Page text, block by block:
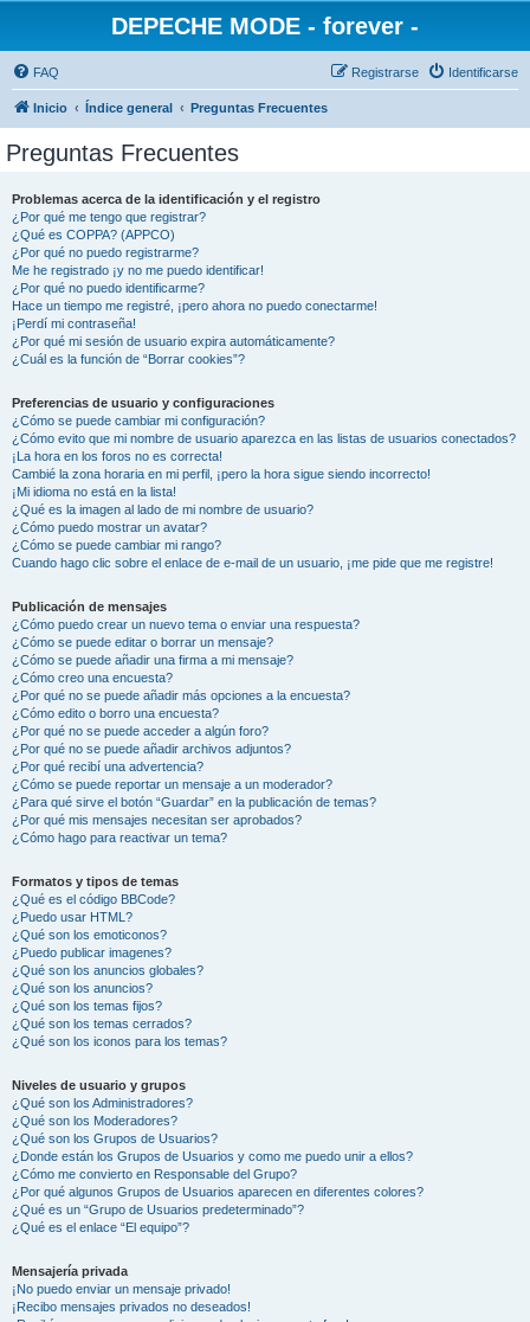
DEPECHE MODE - forever -
FAQ Identificarse
Registrarse
Inicio Índice general Preguntas Frecuentes
Preguntas Frecuentes
Problemas acerca de la identificación y el registro
¿Por qué me tengo que registrar?
¿Qué es COPPA? (APPCO)
¿Por qué no puedo registrarme?
Me he registrado ¡y no me puedo identificar!
¿Por qué no puedo identificarme?
Hace un tiempo me registré, ¡pero ahora no puedo conectarme!
¡Perdí mi contraseña!
¿Por qué mi sesión de usuario expira automáticamente?
¿Cuál es la función de “Borrar cookies”?
Preferencias de usuario y configuraciones
¿Cómo se puede cambiar mi configuración?
¿Cómo evito que mi nombre de usuario aparezca en las listas de usuarios conectados?
¡La hora en los foros no es correcta!
Cambié la zona horaria en mi perfil, ¡pero la hora sigue siendo incorrecto!
¡Mi idioma no está en la lista!
¿Qué es la imagen al lado de mi nombre de usuario?
¿Cómo puedo mostrar un avatar?
¿Cómo se puede cambiar mi rango?
Cuando hago clic sobre el enlace de e-mail de un usuario, ¡me pide que me registre!
Publicación de mensajes
¿Cómo puedo crear un nuevo tema o enviar una respuesta?
¿Cómo se puede editar o borrar un mensaje?
¿Cómo se puede añadir una firma a mi mensaje?
¿Cómo creo una encuesta?
¿Por qué no se puede añadir más opciones a la encuesta?
¿Cómo edito o borro una encuesta?
¿Por qué no se puede acceder a algún foro?
¿Por qué no se puede añadir archivos adjuntos?
¿Por qué recibí una advertencia?
¿Cómo se puede reportar un mensaje a un moderador?
¿Para qué sirve el botón “Guardar” en la publicación de temas?
¿Por qué mis mensajes necesitan ser aprobados?
¿Cómo hago para reactivar un tema?
Formatos y tipos de temas
¿Qué es el código BBCode?
¿Puedo usar HTML?
¿Qué son los emoticonos?
¿Puedo publicar imagenes?
¿Qué son los anuncios globales?
¿Qué son los anuncios?
¿Qué son los temas fijos?
¿Qué son los temas cerrados?
¿Qué son los iconos para los temas?
Niveles de usuario y grupos
¿Qué son los Administradores?
¿Qué son los Moderadores?
¿Qué son los Grupos de Usuarios?
¿Donde están los Grupos de Usuarios y como me puedo unir a ellos?
¿Cómo me convierto en Responsable del Grupo?
¿Por qué algunos Grupos de Usuarios aparecen en diferentes colores?
¿Qué es un “Grupo de Usuarios predeterminado”?
¿Qué es el enlace “El equipo”?
Mensajería privada
¡No puedo enviar un mensaje privado!
¡Recibo mensajes privados no deseados!